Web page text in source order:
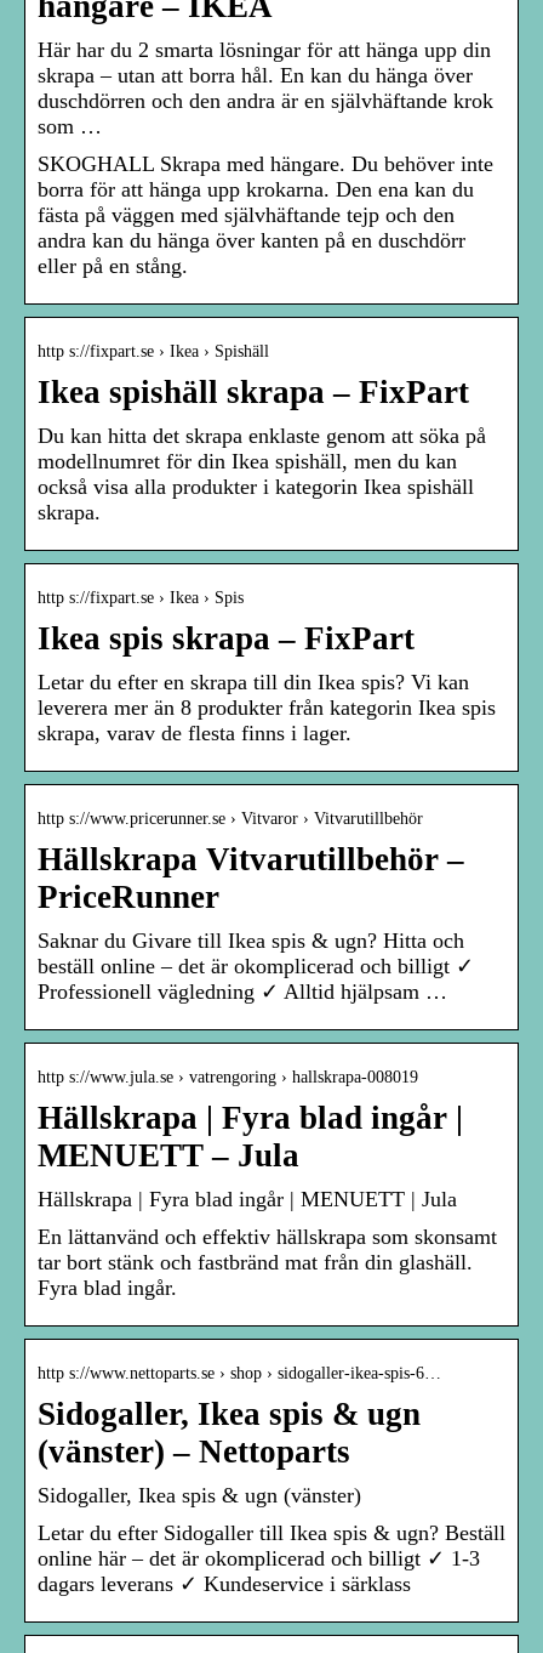
Här har du 2 smarta lösningar för att hänga upp din
skrapa – utan att borra hål. En kan du hänga över
duschdörren och den andra är en självhäftande krok
som …
SKOGHALL Skrapa med hängare. Du behöver inte
borra för att hänga upp krokarna. Den ena kan du
fästa på väggen med självhäftande tejp och den
andra kan du hänga över kanten på en duschdörr
eller på en stång.
http s://fixpart.se › Ikea › Spishäll
Ikea spishäll skrapa – FixPart
Du kan hitta det skrapa enklaste genom att söka på
modellnumret för din Ikea spishäll, men du kan
också visa alla produkter i kategorin Ikea spishäll
skrapa.
http s://fixpart.se › Ikea › Spis
Ikea spis skrapa – FixPart
Letar du efter en skrapa till din Ikea spis? Vi kan
leverera mer än 8 produkter från kategorin Ikea spis
skrapa, varav de flesta finns i lager.
http s://www.pricerunner.se › Vitvaror › Vitvarutillbehör
Hällskrapa Vitvarutillbehör –
PriceRunner
Saknar du Givare till Ikea spis & ugn? Hitta och
beställ online – det är okomplicerad och billigt ✓
Professionell vägledning ✓ Alltid hjälpsam …
http s://www.jula.se › vatrengoring › hallskrapa-008019
Hällskrapa | Fyra blad ingår |
MENUETT – Jula
Hällskrapa | Fyra blad ingår | MENUETT | Jula
En lättanvänd och effektiv hällskrapa som skonsamt
tar bort stänk och fastbränd mat från din glashäll.
Fyra blad ingår.
http s://www.nettoparts.se › shop › sidogaller-ikea-spis-6…
Sidogaller, Ikea spis & ugn
(vänster) – Nettoparts
Sidogaller, Ikea spis & ugn (vänster)
Letar du efter Sidogaller till Ikea spis & ugn? Beställ
online här – det är okomplicerad och billigt ✓ 1-3
dagars leverans ✓ Kundeservice i särklass